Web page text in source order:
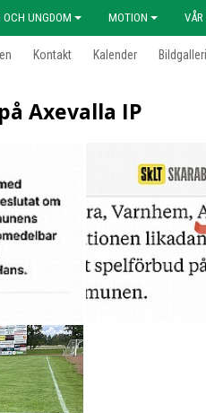
OCH UNGDOM MOTION VÅR
Kontakt Kalender Bildgalleri
Axevalla IP